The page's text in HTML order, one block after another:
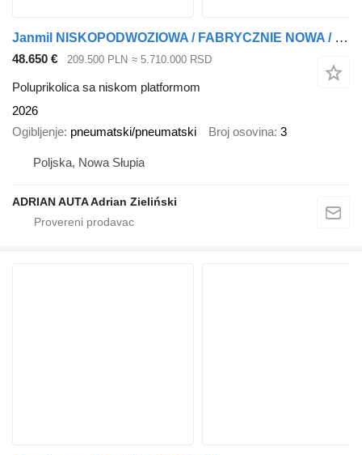
Janmil NISKOPODWOZIOWA / FABRYCZNIE NOWA / BOGATE WYPOSAŻENIE / OŚ SKRĘ
48.650 € 209.500 PLN ≈ 5.710.000 RSD
Poluprikolica sa niskom platformom
2026
Ogibljenje pneumatski/pneumatski Broj osovina 3
Poljska, Nowa Słupia
ADRIAN AUTA Adrian Zieliński